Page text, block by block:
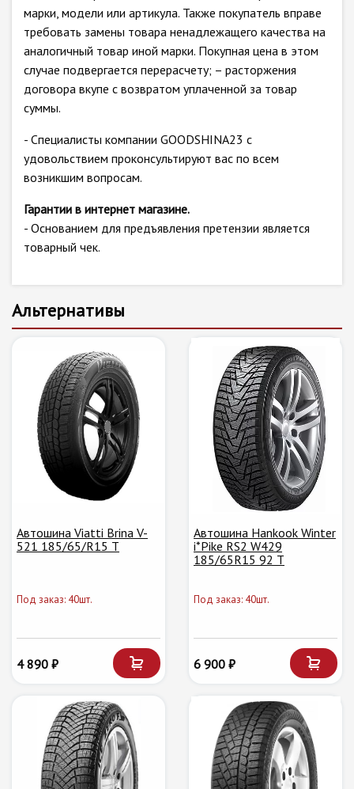
марки, модели или артикула. Также покупатель вправе
требовать замены товара ненадлежащего качества на
аналогичный товар иной марки. Покупная цена в этом
случае подвергается перерасчету; – расторжения
договора вкупе с возвратом уплаченной за товар
суммы.
- Специалисты компании GOODSHINA23 с
удовольствием проконсультируют вас по всем
возникшим вопросам.
Гарантии в интернет магазине.
- Основанием для предъявления претензии является
товарный чек.
Альтернативы
Автошина Viatti Brina V-
521 185/65/R15 T
Под заказ: 40шт.
4 890 ₽
Автошина Hankook Winter
i*Pike RS2 W429
185/65R15 92 T
Под заказ: 40шт.
6 900 ₽